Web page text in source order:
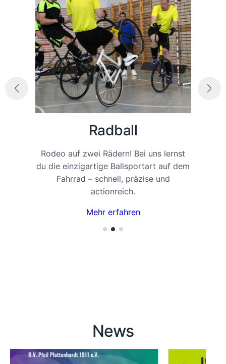
Radball
Rodeo auf zwei Rädern! Bei uns lernst
du die einzigartige Ballsportart auf dem
Fahrrad – schnell, präzise und
actionreich.
Mehr erfahren
News